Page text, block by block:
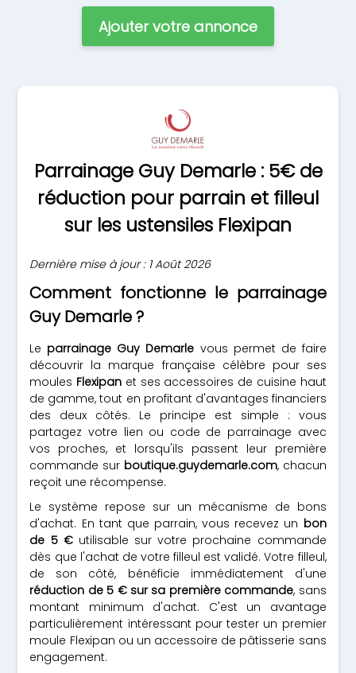
Ajouter votre annonce
Parrainage Guy Demarle : 5€ de
réduction pour parrain et filleul
sur les ustensiles Flexipan
Dernière mise à jour : 1 Août 2026
Comment fonctionne le parrainage
Guy Demarle ?
Le parrainage Guy Demarle vous permet de faire
découvrir la marque française célèbre pour ses
moules Flexipan et ses accessoires de cuisine haut
de gamme, tout en profitant d'avantages financiers
des deux côtés. Le principe est simple : vous
partagez votre lien ou code de parrainage avec
vos proches, et lorsqu'ils passent leur première
commande sur boutique.guydemarle.com, chacun
reçoit une récompense.
Le système repose sur un mécanisme de bons
d'achat. En tant que parrain, vous recevez un bon
de 5 €utilisable sur votre prochaine commande
dès que l'achat de votre filleul est validé. Votre filleul,
de son côté, bénéficie immédiatement d'une
réduction de 5 € sur sa première commande, sans
montant minimum d'achat. C'est un avantage
particulièrement intéressant pour tester un premier
moule Flexipan ou un accessoire de pâtisserie sans
engagement.